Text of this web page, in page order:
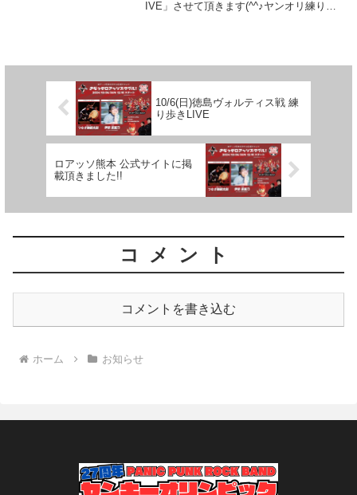
IVE」させて頂きます(^^♪ヤンオリ練り歩
10/6(日)徳島ヴォルティス戦 練
り歩きLIVE
ロアッソ熊本 公式サイトに掲
載頂きました!!
コメント
コメントを書き込む
ホーム お知らせ